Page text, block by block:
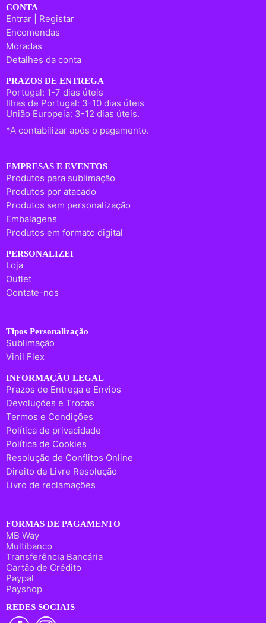
CONTA
Entrar | Registar
Encomendas
Moradas
Detalhes da conta
PRAZOS DE ENTREGA
Portugal: 1-7 dias úteis
Ilhas de Portugal: 3-10 dias úteis
União Europeia: 3-12 dias úteis.
*A contabilizar após o pagamento.
EMPRESAS E EVENTOS
Produtos para sublimação
Produtos por atacado
Produtos sem personalização
Embalagens
Produtos em formato digital
PERSONALIZEI
Loja
Outlet
Contate-nos
Tipos Personalização
Sublimação
Vinil Flex
INFORMAÇÃO LEGAL
Prazos de Entrega e Envios
Devoluções e Trocas
Termos e Condições
Política de privacidade
Política de Cookies
Resolução de Conflitos Online
Direito de Livre Resolução
Livro de reclamações
FORMAS DE PAGAMENTO
MB Way
Multibanco
Transferência Bancária
Cartão de Crédito
Paypal
Payshop
REDES SOCIAIS